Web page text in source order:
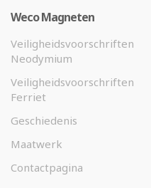
Weco Magneten
Veiligheidsvoorschriften
Neodymium
Veiligheidsvoorschriften
Ferriet
Geschiedenis
Maatwerk
Contactpagina